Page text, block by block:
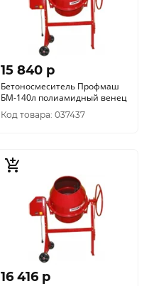
15 840 p
Бетоносмеситель Профмаш
БМ-140л полиамидный венец
Код товара: 037437
16 416 p